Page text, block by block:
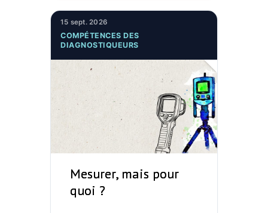
15 sept. 2026
COMPÉTENCES DES
DIAGNOSTIQUEURS
Mesurer, mais pour
quoi ?